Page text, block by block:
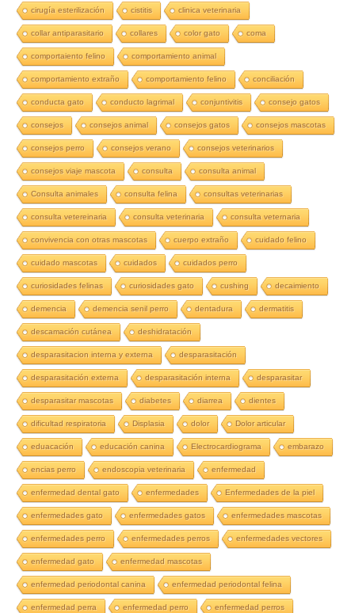
cirugía esterilización cistitis clinica veterinaria
collar antiparasitario collares color gato coma
comportaiento felino comportamiento animal
comportamiento extraño comportamiento felino conciliación
conducta gato conducto lagrimal conjuntivitis consejo gatos
consejos consejos animal consejos gatos consejos mascotas
consejos perro consejos verano consejos veterinarios
consejos viaje mascota consulta consulta animal
Consulta animales consulta felina consultas veterinarias
consulta vetereinaria consulta veterinaria consulta veternaria
convivencia con otras mascotas cuerpo extraño cuidado felino
cuidado mascotas cuidados cuidados perro
curiosidades felinas curiosidades gato cushing decaimiento
demencia demencia senil perro dentadura dermatitis
descamación cutánea deshidratación
desparasitacion interna y externa desparasitación
desparasitación externa desparasitación interna desparasitar
desparasitar mascotas diabetes diarrea dientes
dificultad respiratoria Displasia dolor Dolor articular
eduacación educación canina Electrocardiograma embarazo
encias perro endoscopia veterinaria enfermedad
enfermedad dental gato enfermedades Enfermedades de la piel
enfermedades gato enfermedades gatos enfermedades mascotas
enfermedades perro enfermedades perros enfermedades vectores
enfermedad gato enfermedad mascotas
enfermedad periodontal canina enfermedad periodontal felina
enfermedad perra enfermedad perro enfermedad perros